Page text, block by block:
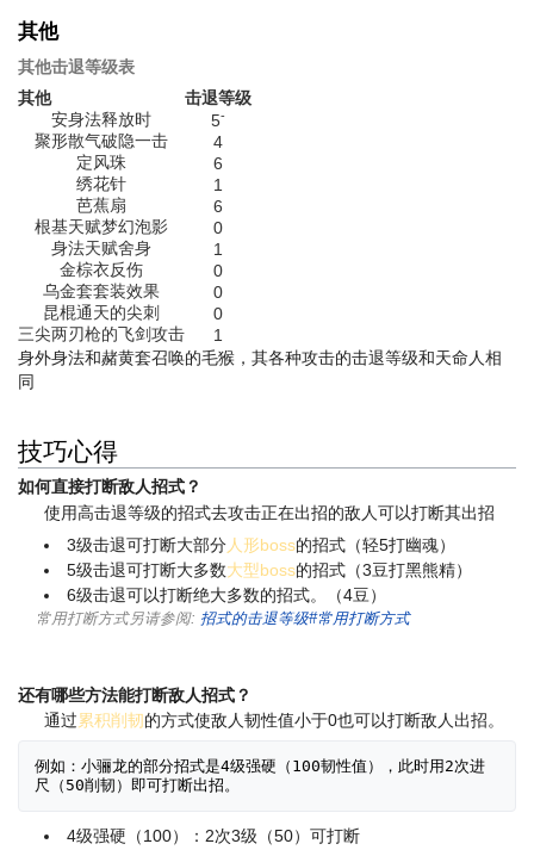
其他
其他击退等级表
其他
击退等级
安身法释放时
5-
聚形散气破隐一击
4
定风珠
6
绣花针
1
芭蕉扇
6
根基天赋梦幻泡影
0
身法天赋舍身
1
金棕衣反伤
0
乌金套套装效果
0
昆棍通天的尖刺
0
三尖两刃枪的飞剑攻击
1
身外身法和赭黄套召唤的毛猴，其各种攻击的击退等级和天命人相
同
技巧心得
如何直接打断敌人招式？
使用高击退等级的招式去攻击正在出招的敌人可以打断其出招
3级击退可打断大部分人形boss的招式（轻5打幽魂）
5级击退可打断大多数大型boss的招式（3豆打黑熊精）
6级击退可以打断绝大多数的招式。（4豆）
常用打断方式另请参阅: 招式的击退等级#常用打断方式
还有哪些方法能打断敌人招式？
通过累积削韧的方式使敌人韧性值小于0也可以打断敌人出招。
例如：小骊龙的部分招式是4级强硬（100韧性值），此时用2次进
4级强硬（100）：2次3级（50）可打断